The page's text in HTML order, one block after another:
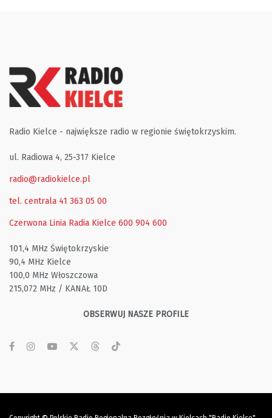
Radio Kielce - największe radio w regionie świętokrzyskim.
ul. Radiowa 4, 25-317 Kielce
radio@radiokielce.pl
tel. centrala 41 363 05 00
Czerwona Linia Radia Kielce 600 904 600
101,4 MHz Świętokrzyskie
90,4 MHz Kielce
100,0 MHz Włoszczowa
215,072 MHz / KANAŁ 10D
OBSERWUJ NASZE PROFILE